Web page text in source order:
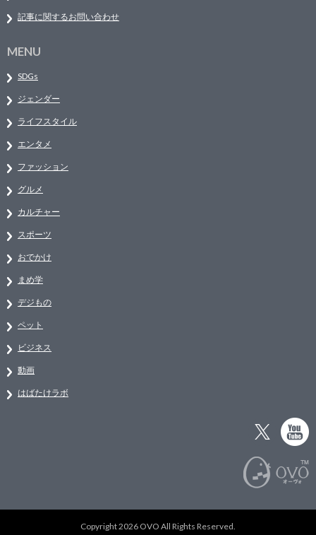
記事に関するお問い合わせ
MENU
SDGs
ジェンダー
ライフスタイル
エンタメ
ファッション
グルメ
カルチャー
スポーツ
おでかけ
まめ学
デジもの
ペット
ビジネス
動画
はばたけラボ
Copyright 2026 OVO All Rights Reserved.